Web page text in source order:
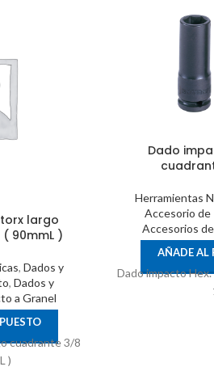
largo
90mmL )
,Dados y
, Dados y
a Granel
cuadrante 3/8
)
Dado
Herramientas
Accesorio
Accesorios
AÑADE AL
Dado impacto